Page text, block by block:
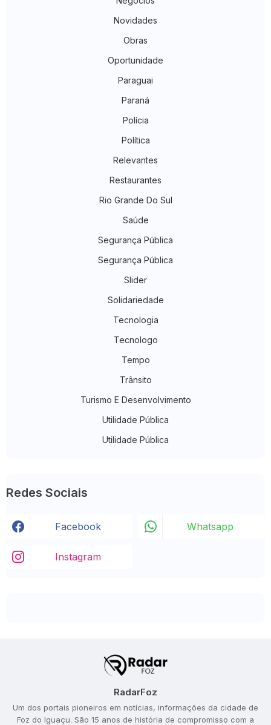
Novidades
Obras
Oportunidade
Paraguai
Paraná
Polícia
Política
Relevantes
Restaurantes
Rio Grande Do Sul
Saúde
Segurança Pública
Segurança Pública
Slider
Solidariedade
Tecnologia
Tecnologo
Tempo
Trânsito
Turismo E Desenvolvimento
Utilidade Pública
Utilidade Pública
Redes Sociais
Facebook Whatsapp
Instagram
RadarFoz
Um dos portais pioneiros em notícias, informações da cidade de
Foz do Iguaçu. São 15 anos de história de compromisso com a